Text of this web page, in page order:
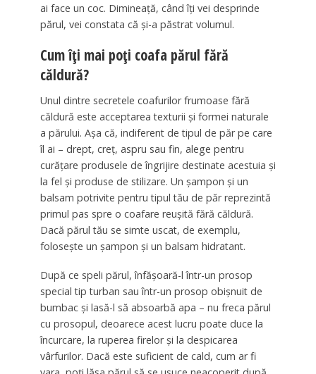
ai face un coc. Dimineață, când îți vei desprinde
părul, vei constata că și-a păstrat volumul.
Cum îți mai poți coafa părul fără
căldură?
Unul dintre secretele coafurilor frumoase fără
căldură este acceptarea texturii și formei naturale
a părului. Așa că, indiferent de tipul de păr pe care
îl ai – drept, creț, aspru sau fin, alege pentru
curățare produsele de îngrijire destinate acestuia și
la fel și produse de stilizare. Un șampon și un
balsam potrivite pentru tipul tău de păr reprezintă
primul pas spre o coafare reușită fără căldură.
Dacă părul tău se simte uscat, de exemplu,
folosește un șampon și un balsam hidratant.
După ce speli părul, înfășoară-l într-un prosop
special tip turban sau într-un prosop obișnuit de
bumbac și lasă-l să absoarbă apa – nu freca părul
cu prosopul, deoarece acest lucru poate duce la
încurcare, la ruperea firelor și la despicarea
vârfurilor. Dacă este suficient de cald, cum ar fi